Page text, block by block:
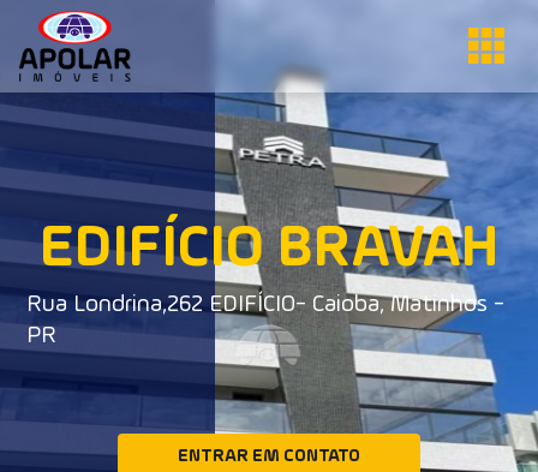
EDIFÍCIO BRAVAH
Rua Londrina,262 EDIFÍCIO- Caioba, Matinhos -
PR
ENTRAR EM CONTATO